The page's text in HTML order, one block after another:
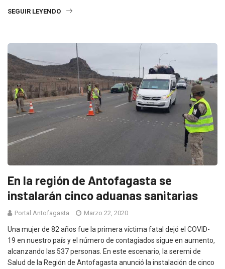
SEGUIR LEYENDO
En la región de Antofagasta se
instalarán cinco aduanas sanitarias
Portal Antofagasta Marzo 22, 2020
Una mujer de 82 años fue la primera víctima fatal dejó el COVID-
19 en nuestro país y el número de contagiados sigue en aumento,
alcanzando las 537 personas. En este escenario, la seremi de
Salud de la Región de Antofagasta anunció la instalación de cinco